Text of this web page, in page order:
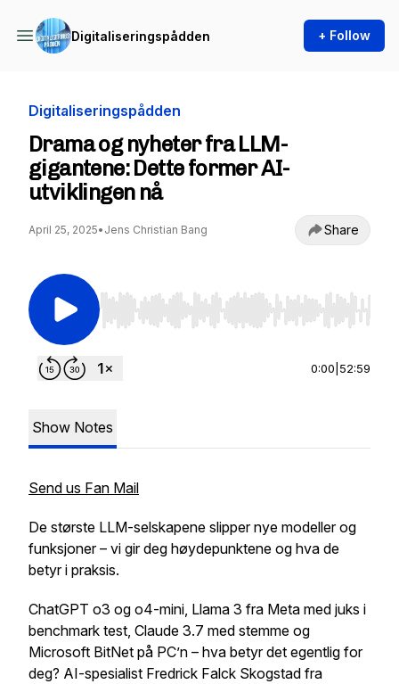
Digitaliseringspådden + Follow
Digitaliseringspådden
Drama og nyheter fra LLM-
gigantene: Dette former AI-
utviklingen nå
April 25, 2025• Jens Christian Bang Share
Use Left/Right to seek, Home/End to jump to
0:00 52:59
Show Notes
Send us Fan Mail
De største LLM-selskapene slipper nye modeller og
funksjoner – vi gir deg høydepunktene og hva de
betyr i praksis.
ChatGPT o3 og o4-mini, Llama 3 fra Meta med juks i
benchmark test, Claude 3.7 med stemme og
Microsoft BitNet på PC’n – hva betyr det egentlig for
deg? AI-spesialist Fredrick Falck Skogstad fra